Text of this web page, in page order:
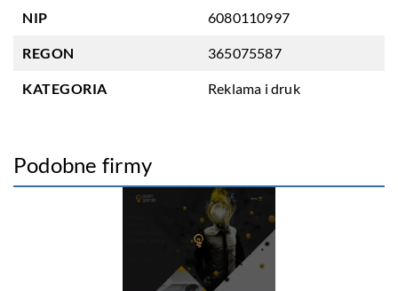
NIP 6080110997
REGON 365075587
KATEGORIA Reklama i druk
Podobne firmy